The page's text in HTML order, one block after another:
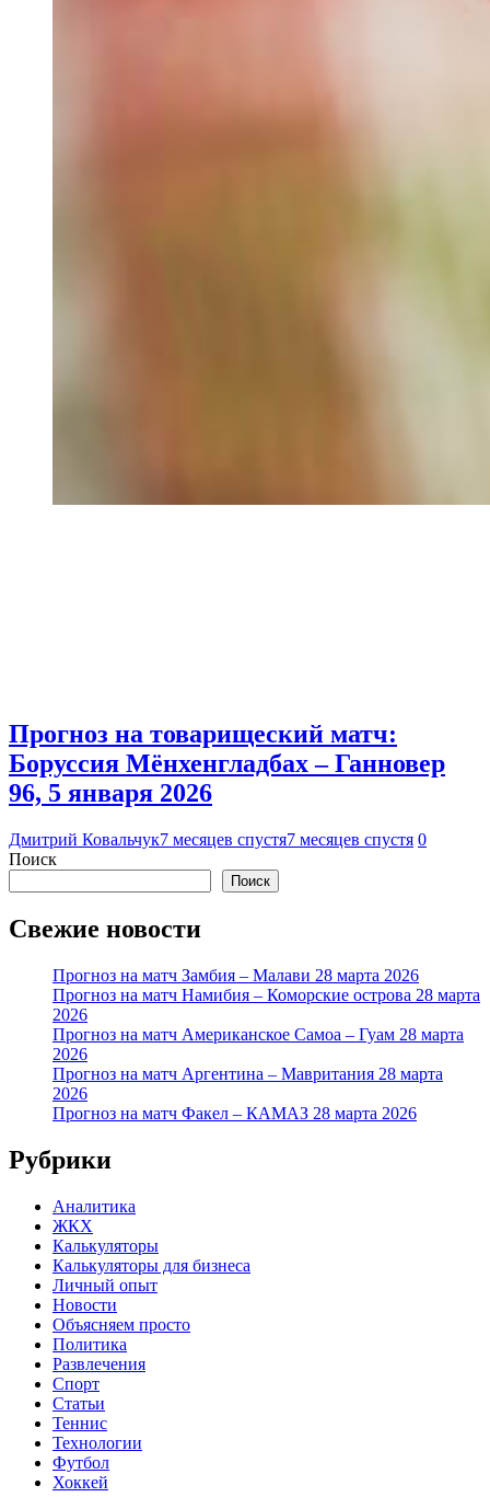
Прогноз на товарищеский матч:
Боруссия Мёнхенгладбах – Ганновер
96, 5 января 2026
Дмитрий Ковальчук7 месяцев спустя7 месяцев спустя 0
Поиск
Поиск
Свежие новости
Прогноз на матч Замбия – Малави 28 марта 2026
Прогноз на матч Намибия – Коморские острова 28 марта
2026
Прогноз на матч Американское Самоа – Гуам 28 марта
2026
Прогноз на матч Аргентина – Мавритания 28 марта
2026
Прогноз на матч Факел – КАМАЗ 28 марта 2026
Рубрики
Аналитика
ЖКХ
Калькуляторы
Калькуляторы для бизнеса
Личный опыт
Новости
Объясняем просто
Политика
Развлечения
Спорт
Статьи
Теннис
Технологии
Футбол
Хоккей